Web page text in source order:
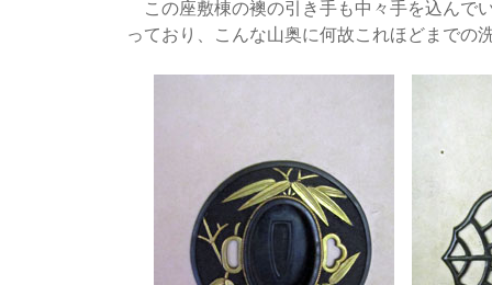
この座敷棟の襖の引き手も中々手を込んで
っており、こんな山奥に何故これほどまでの